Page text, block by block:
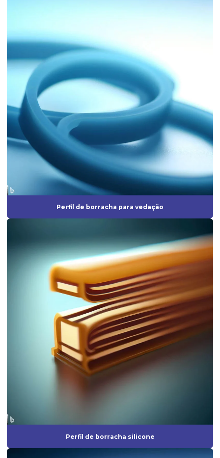
Fábrica de borrachas
Fábrica de borrachas automotivas
Fábrica de borrachas de silicone
Fábrica de diafragmas
Fábrica de guarnição de borracha
Fabrica de mangueira de silicone
Fábrica de peças de borracha
Fabricação de artefatos de borracha
Fabricação de artefatos de borracha sob medida
Fabricação de peças de borracha
Fabricação de peças em silicone
Fabricante de borrachas automotivas
Fabricante de diafragma de borracha
Fabricante de mangueira de silicone
Fabricante de peças de borracha sob medida
Fabricante de peças injetadas em borracha
Fabricante de peças em silicone
Fabricante de peças técnicas de borracha sob medida para
Fabricante perfil de borracha
Fabricantes de borrachas
Perfil de borracha para vedação
Perfil de borracha silicone